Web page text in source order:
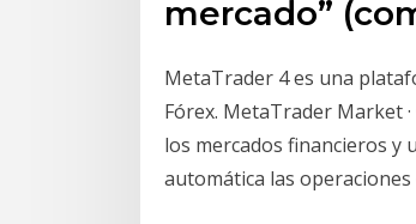
mercado”
MetaTrader 4 es una
Fórex. MetaTrader Market
los mercados financieros y
automática las